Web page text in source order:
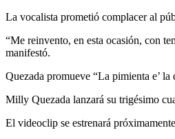
La vocalista prometió complacer al
“Me reinvento, en esta ocasión, con
manifestó.
Quezada promueve “La pimienta e’
Milly Quezada lanzará su trigésimo
El videoclip se estrenará